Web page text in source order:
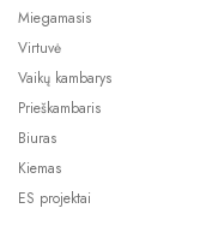
Miegamasis
Virtuvė
Vaikų kambarys
Prieškambaris
Biuras
Kiemas
ES projektai